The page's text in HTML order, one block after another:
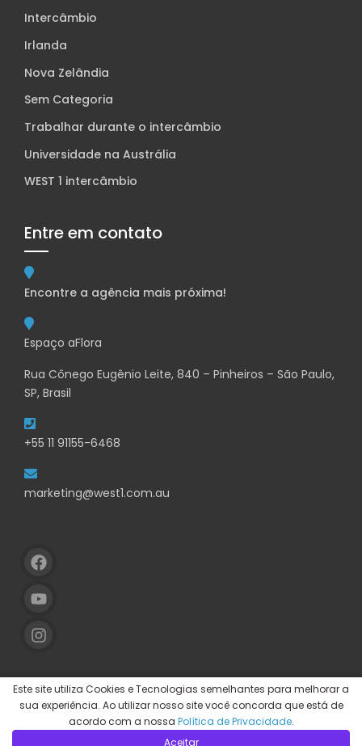
Intercâmbio
Irlanda
Nova Zelândia
Sem Categoria
Trabalhar durante o intercâmbio
Universidade na Austrália
WEST 1 intercâmbio
Entre em contato
Encontre a agência mais próxima!
Espaço aFlora
Rua Cônego Eugênio Leite, 840 – Pinheiros – São Paulo,
SP, Brasil
+55 11 91155-6468
marketing@west1.com.au
Este site utiliza Cookies e Tecnologias semelhantes para melhorar a
sua experiência. Ao utilizar nosso site você concorda que está de
acordo com a nossa Política de Privacidade.
Aceitar